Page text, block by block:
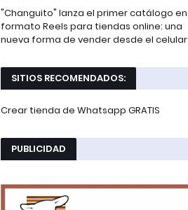
"Changuito" lanza el primer catálogo en
formato Reels para tiendas online: una
nueva forma de vender desde el celular
SITIOS RECOMENDADOS:
Crear tienda de Whatsapp GRATIS
PUBLICIDAD